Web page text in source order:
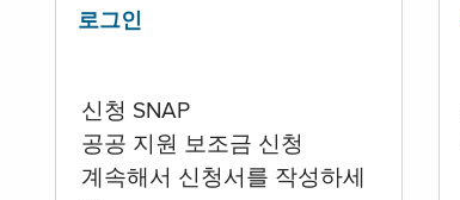
로그인
신청 SNAP
공공 지원 보조금 신청
계속해서 신청서를 작성하세